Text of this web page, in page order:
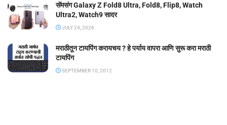
सॅमसंग Galaxy Z Fold8 Ultra, Fold8, Flip8, Watch
Ultra2, Watch9 सादर
JULY 24, 2026
मराठीतून टायपिंग करायचय ? हे पर्याय वापरा आणि सुरू करा मराठी
टायपिंग
SEPTEMBER 10, 2012